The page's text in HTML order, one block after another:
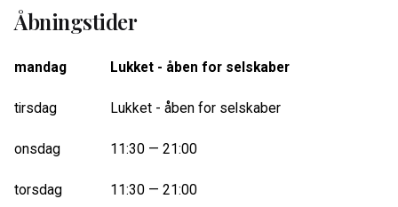
Åbningstider
mandag Lukket - åben for selskaber
tirsdag Lukket - åben for selskaber
onsdag 11:30 — 21:00
torsdag 11:30 — 21:00